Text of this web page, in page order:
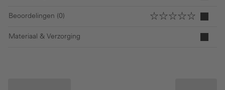
Beoordelingen (0)
Materiaal & Verzorging